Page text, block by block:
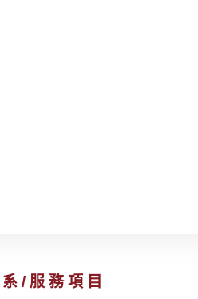
/服務項目